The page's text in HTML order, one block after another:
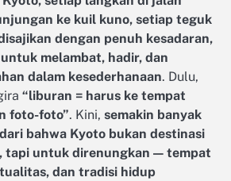
ke kuil kuno, setiap teguk
dengan penuh kesadaran,
melambat, hadir, dan
dalam kesederhanaan. Dulu,
“liburan = harus ke tempat
foto-foto”. Kini, semakin banyak
bahwa Kyoto bukan destinasi
tapi untuk direnungkan — tempat
dan tradisi hidup